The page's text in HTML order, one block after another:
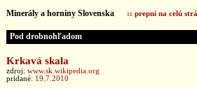
Minerály a horniny Slovenska :: prepni na celú
Pod drobnohľadom
Krkavá skala
zdroj: www.sk.wikipedia.org
pridané: 19.7.2010